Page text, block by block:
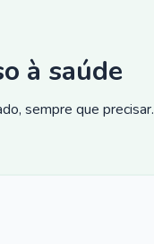
à saúde
sempre que precisar.